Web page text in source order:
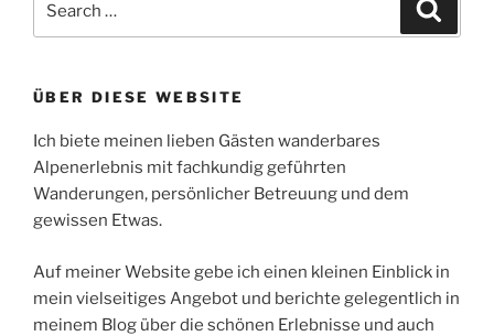
ÜBER DIESE WEBSITE
Ich biete meinen lieben Gästen wanderbares
Alpenerlebnis mit fachkundig geführten
Wanderungen, persönlicher Betreuung und dem
gewissen Etwas.
Auf meiner Website gebe ich einen kleinen Einblick in
mein vielseitiges Angebot und berichte gelegentlich in
meinem Blog über die schönen Erlebnisse und auch